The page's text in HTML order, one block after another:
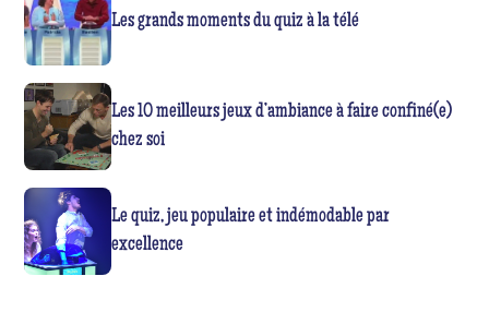
Les grands moments du quiz à la télé
Les 10 meilleurs jeux d’ambiance à faire confiné(e)
chez soi
Le quiz, jeu populaire et indémodable par
excellence